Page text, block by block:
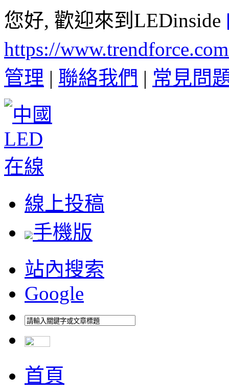
您好, 歡迎來到LEDinside
https://
管理 | 聯絡我們 | 常見問
線上投稿
手機版
站內搜索
Google
首頁